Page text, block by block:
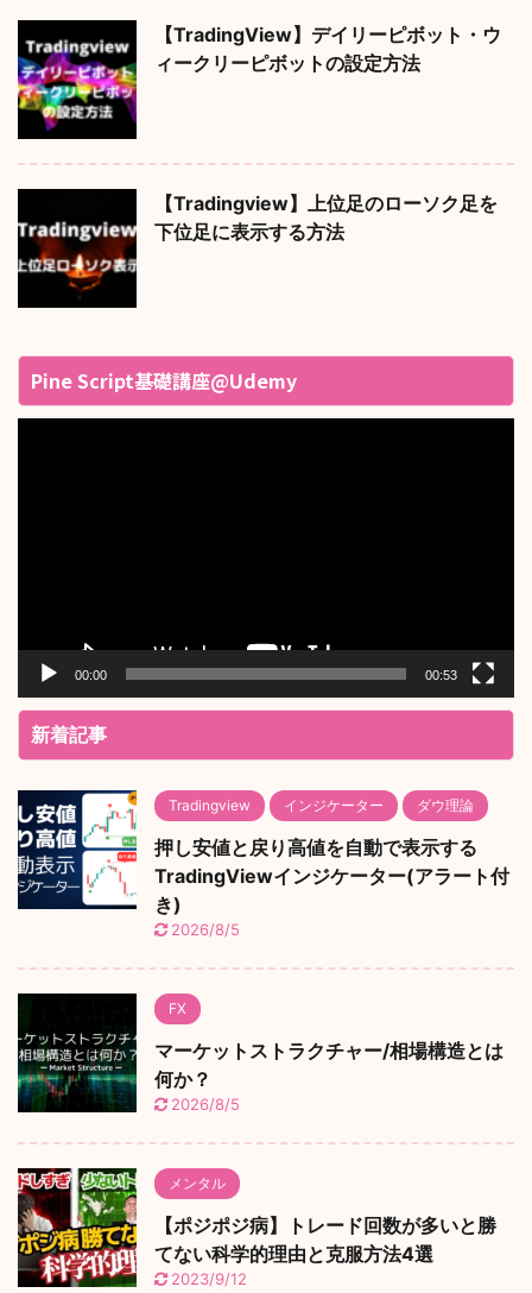
【TradingView】デイリーピボット・ウ
ィークリーピボットの設定方法
【Tradingview】上位足のローソク足を
下位足に表示する方法
Pine Script基礎講座@Udemy
00:00 00:53
新着記事
Tradingview インジケーター ダウ理論
押し安値と戻り高値を自動で表示する
TradingViewインジケーター(アラート付
き)
2026/8/5
FX
マーケットストラクチャー/相場構造とは
何か？
2026/8/5
メンタル
【ポジポジ病】トレード回数が多いと勝
てない科学的理由と克服方法4選
2023/9/12